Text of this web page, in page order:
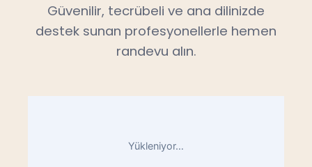
Güvenilir, tecrübeli ve ana dilinizde
destek sunan profesyonellerle hemen
randevu alın.